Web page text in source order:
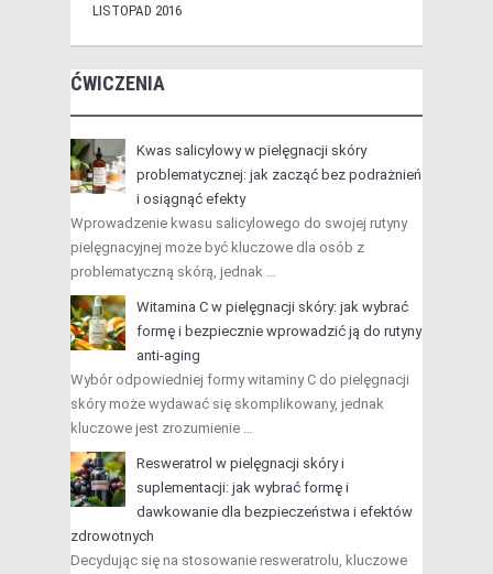
LISTOPAD 2016
ĆWICZENIA
Kwas salicylowy w pielęgnacji skóry
problematycznej: jak zacząć bez podrażnień
i osiągnąć efekty
Wprowadzenie kwasu salicylowego do swojej rutyny
pielęgnacyjnej może być kluczowe dla osób z
problematyczną skórą, jednak …
Witamina C w pielęgnacji skóry: jak wybrać
formę i bezpiecznie wprowadzić ją do rutyny
anti-aging
Wybór odpowiedniej formy witaminy C do pielęgnacji
skóry może wydawać się skomplikowany, jednak
kluczowe jest zrozumienie …
Resweratrol w pielęgnacji skóry i
suplementacji: jak wybrać formę i
dawkowanie dla bezpieczeństwa i efektów
zdrowotnych
Decydując się na stosowanie resweratrolu, kluczowe